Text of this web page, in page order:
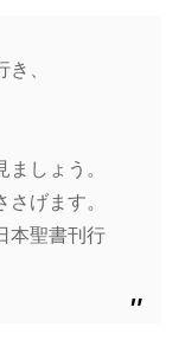
、
しょう。
げます。
本聖書刊行